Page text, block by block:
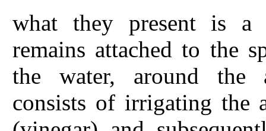
what they present is a
remains attached to the
the water, around the
consists of irrigating the